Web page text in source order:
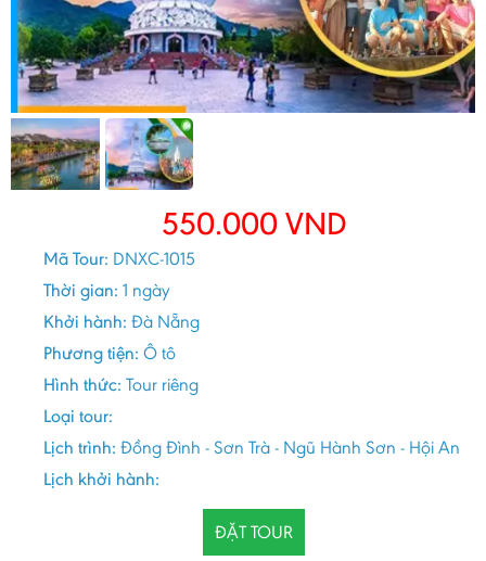
550.000 VND
Mã Tour: DNXC-1015
Thời gian: 1 ngày
Khởi hành: Đà Nẵng
Phương tiện: Ô tô
Hình thức: Tour riêng
Loại tour:
Lịch trình: Đồng Đình - Sơn Trà - Ngũ Hành Sơn - Hội An
Lịch khởi hành:
ĐẶT TOUR